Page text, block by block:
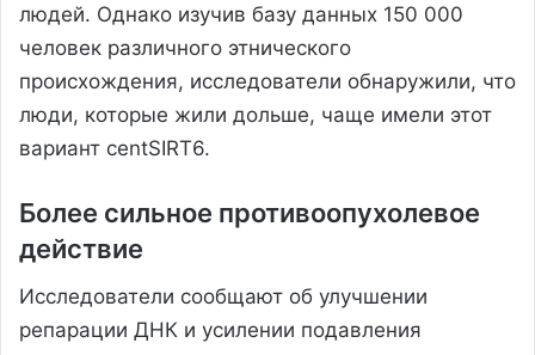
людей. Однако изучив базу данных 150 000
человек различного этнического
происхождения, исследователи обнаружили, что
люди, которые жили дольше, чаще имели этот
вариант centSIRT6.
Более сильное противоопухолевое
действие
Исследователи сообщают об улучшении
репарации ДНК и усилении подавления